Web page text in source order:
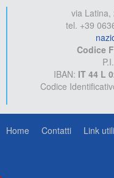
via Latina,
tel. +39
Codice
IBAN: IT 44 L
Codice
Home Contatti Link utili